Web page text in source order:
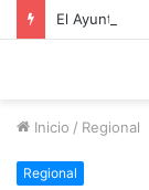
Inicio / Regional
Regional